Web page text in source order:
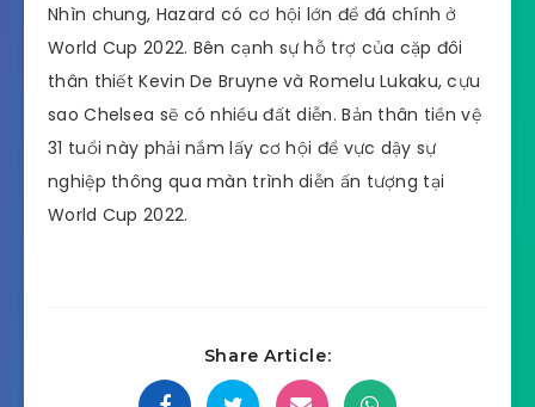
Nhìn chung, Hazard có cơ hội lớn để đá chính ở
World Cup 2022. Bên cạnh sự hỗ trợ của cặp đôi
thân thiết Kevin De Bruyne và Romelu Lukaku, cựu
sao Chelsea sẽ có nhiều đất diễn. Bản thân tiền vệ
31 tuổi này phải nắm lấy cơ hội để vực dậy sự
nghiệp thông qua màn trình diễn ấn tượng tại
World Cup 2022.
Share Article: